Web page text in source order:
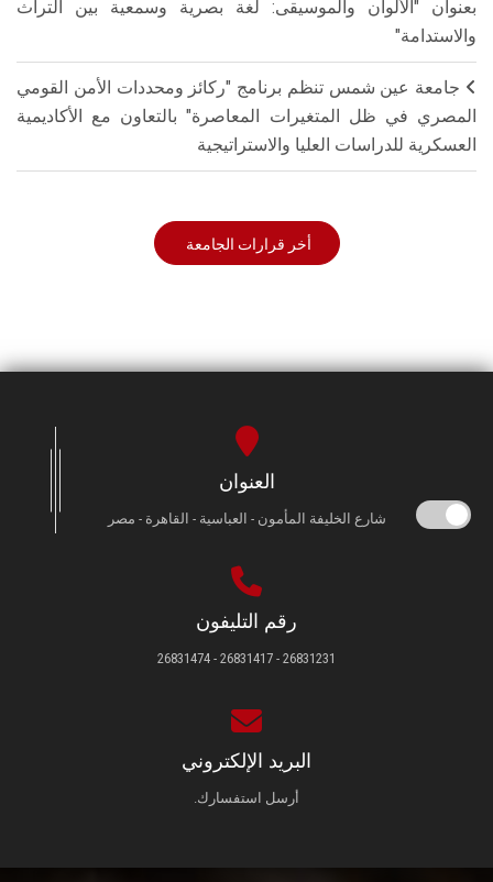
بعنوان "الألوان والموسيقى: لغة بصرية وسمعية بين التراث
والاستدامة"
جامعة عين شمس تنظم برنامج "ركائز ومحددات الأمن القومي
المصري في ظل المتغيرات المعاصرة" بالتعاون مع الأكاديمية
العسكرية للدراسات العليا والاستراتيجية
أخر قرارات الجامعة
العنوان
شارع الخليفة المأمون - العباسية - القاهرة - مصر
رقم التليفون
26831231 - 26831417 - 26831474
البريد الإلكتروني
أرسل استفسارك.